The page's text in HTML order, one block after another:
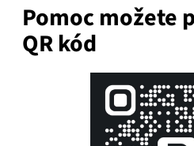
Pomoc možete
QR kód